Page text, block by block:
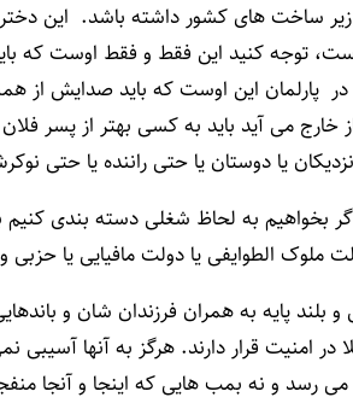
ساخت های کشور داشته باشد. این
توجه کنید این فقط و فقط اوست که
در پارلمان این اوست که باید صدایش از
از خارج می آید باید به کسی بهتر از پسر
یا دوستان یا حتی راننده یا حتی
بخواهیم به لحاظ شغلی دسته بندی
ملوک الطوایفی یا دولت مافیایی یا حزبی
بلند پایه به همران فرزندان شان و
در امنیت قرار دارند. هرگز به آنها
رسد و نه بمب هایی که اینجا و آنجا